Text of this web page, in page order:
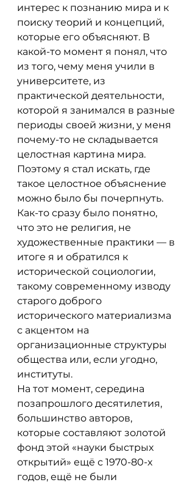
интерес к познанию мира и к
поиску теорий и концепций,
которые его объясняют. В
какой-то момент я понял, что
из того, чему меня учили в
университете, из
практической деятельности,
которой я занимался в разные
периоды своей жизни, у меня
почему-то не складывается
целостная картина мира.
Поэтому я стал искать, где
такое целостное объяснение
можно было бы почерпнуть.
Как-то сразу было понятно,
что это не религия, не
художественные практики — в
итоге я и обратился к
исторической социологии,
такому современному изводу
старого доброго
исторического материализма
с акцентом на
организационные структуры
общества или, если угодно,
институты.
На тот момент, середина
позапрошлого десятилетия,
большинство авторов,
которые составляют золотой
фонд этой «науки быстрых
открытий» ещё с 1970-80-х
годов, ещё не были